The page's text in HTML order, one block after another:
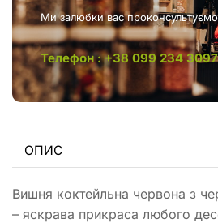
Ми залюбки вас
Телефон : +38 099 234 3097
ОПИС
Вишня коктейльна червона з
– яскрава прикраса любого